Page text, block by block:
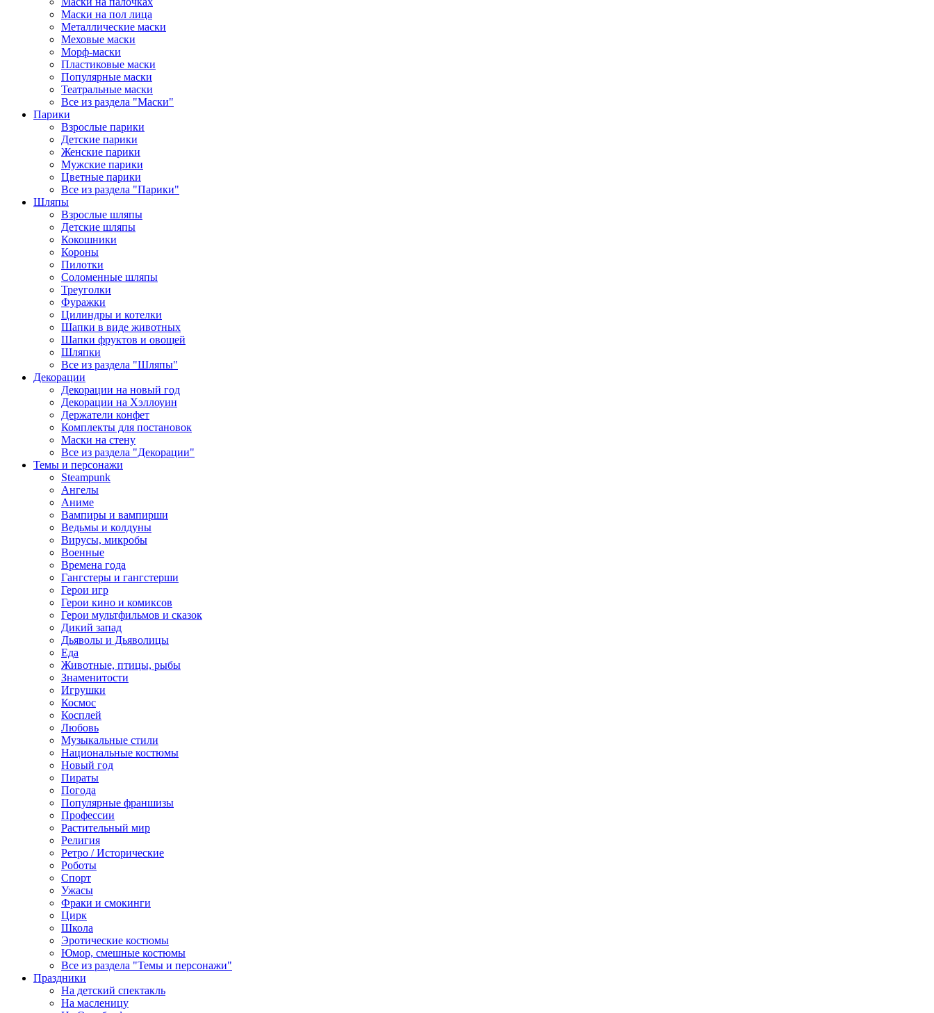
Маски на пол лица
Металлические маски
Меховые маски
Морф-маски
Пластиковые маски
Популярные маски
Театральные маски
Все из раздела "Маски"
Парики
Взрослые парики
Детские парики
Женские парики
Мужские парики
Цветные парики
Все из раздела "Парики"
Шляпы
Взрослые шляпы
Детские шляпы
Кокошники
Короны
Пилотки
Соломенные шляпы
Треуголки
Фуражки
Цилиндры и котелки
Шапки в виде животных
Шапки фруктов и овощей
Шляпки
Все из раздела "Шляпы"
Декорации
Декорации на новый год
Декорации на Хэллоуин
Держатели конфет
Комплекты для постановок
Маски на стену
Все из раздела "Декорации"
Темы и персонажи
Steampunk
Ангелы
Аниме
Вампиры и вампирши
Ведьмы и колдуны
Вирусы, микробы
Военные
Времена года
Гангстеры и гангстерши
Герои игр
Герои кино и комиксов
Герои мультфильмов и сказок
Дикий запад
Дьяволы и Дьяволицы
Еда
Животные, птицы, рыбы
Знаменитости
Игрушки
Космос
Косплей
Любовь
Музыкальные стили
Национальные костюмы
Новый год
Пираты
Погода
Популярные франшизы
Профессии
Растительный мир
Религия
Ретро / Исторические
Роботы
Спорт
Ужасы
Фраки и смокинги
Цирк
Школа
Эротические костюмы
Юмор, смешные костюмы
Все из раздела "Темы и персонажи"
Праздники
На детский спектакль
На масленицу